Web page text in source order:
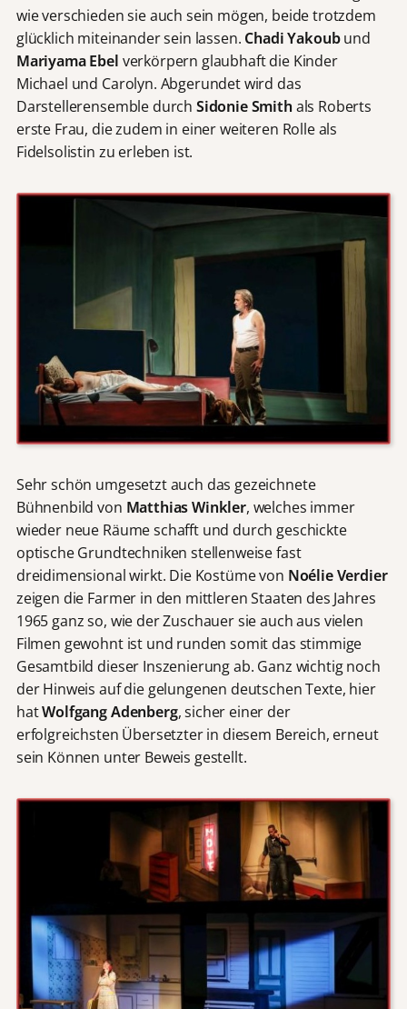
wie verschieden sie auch sein mögen, beide trotzdem
glücklich miteinander sein lassen. Chadi Yakoubund
Mariyama Ebel verkörpern glaubhaft die Kinder
Michael und Carolyn. Abgerundet wird das
Darstellerensemble durch Sidonie Smithals Roberts
erste Frau, die zudem in einer weiteren Rolle als
Fidelsolistin zu erleben ist.
Sehr schön umgesetzt auch das gezeichnete
Bühnenbild von Matthias Winkler, welches immer
wieder neue Räume schafft und durch geschickte
optische Grundtechniken stellenweise fast
dreidimensional wirkt. Die Kostüme von Noélie Verdier
zeigen die Farmer in den mittleren Staaten des Jahres
1965 ganz so, wie der Zuschauer sie auch aus vielen
Filmen gewohnt ist und runden somit das stimmige
Gesamtbild dieser Inszenierung ab. Ganz wichtig noch
der Hinweis auf die gelungenen deutschen Texte, hier
hatWolfgang Adenberg, sicher einer der
erfolgreichsten Übersetzter in diesem Bereich, erneut
sein Können unter Beweis gestellt.